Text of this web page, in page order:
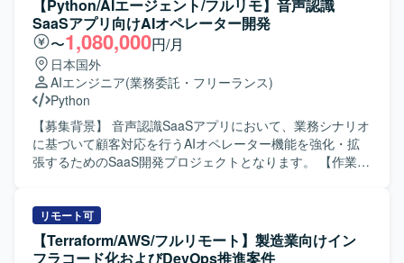
Azure、AKS、Foundry、AI Search、音声認識AIを利用して
開発を行っております。
興味を持ち、自ら主体的に企画・推進・実装までやり切っ
ていただける方を求めています。関係者とコミュニケーシ
ョンを図りながら、スピード感を持って業務を進められる
方が望ましいです。 【ポジションの魅力】 社内の生成AI活
用をリードし、業務効率化や新たな価値創出に直結する
PoCを推進できるポジションです。生成AI環境整備からPoC
実装まで一気通貫で経験できるため、先端領域での知見と
実績を積むことができます。 【開発環境】 Pythonまたは
node.jsを用いた開発環境およびGitによるソース管理環境を
【Python/AIエージェント/フルリモ】音声認識
SaaSアプリ向けAIオペレーター開発
〜1,080,000円/月
日本国外
AIエンジニア(業務委託・フリーランス)
Python
【募集背景】 音声認識SaaSアプリにおいて、業務シナリオ
に基づいて顧客対応を行うAIオペレーター機能を強化・拡
張するためのSaaS開発プロジェクトとなります。 【作業内
トチューニング、エージェント開発を実施していただきま
す。LLM連携APIの設計・実装や、タスク分解・ツール連
携・ワークフロー設計を行いながら、エージェントの精度
リモート可
【Terraform/AWS/フルリモート】製造業向けイン
フラコード化およびDevOps推進案件